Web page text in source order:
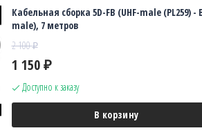
Кабельная сборка 5D-FB (UHF-male (PL259) -
male), 7 метров
2 100₽
1 150 ₽
Доступно к заказу
В корзину